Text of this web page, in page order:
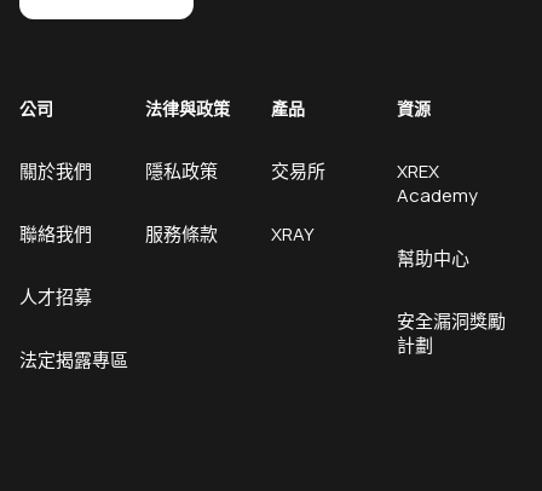
公司
關於我們
聯絡我們
人才招募
法定揭露專區
法律與政策
隱私政策
服務條款
產品
交易所
XRAY
資源
XREX
Academy
幫助中心
安全漏洞獎勵
計劃